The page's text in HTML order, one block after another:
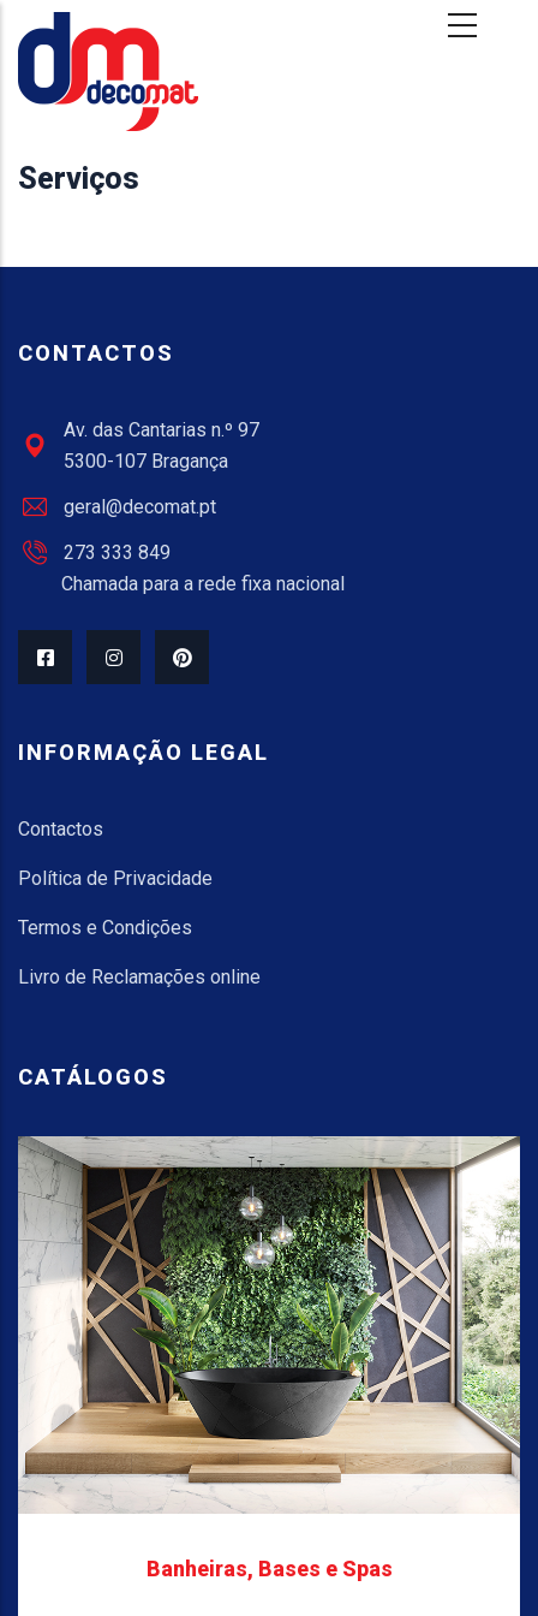
Passar para o conteúdo principal
Serviços
CONTACTOS
Av. das Cantarias n.º 97
5300-107 Bragança
geral@decomat.pt
273 333 849
Chamada para a rede fixa nacional
INFORMAÇÃO LEGAL
Contactos
Política de Privacidade
Termos e Condições
Livro de Reclamações online
CATÁLOGOS
Banheiras, Bases e Spas